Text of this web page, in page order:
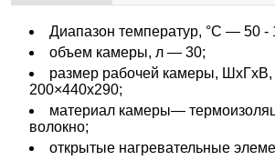
Диапазон температур, °C — 50 -
объем камеры, л — 30;
размер рабочей камеры,
200×440х290;
материал камеры—
волокно;
открытые нагревательные